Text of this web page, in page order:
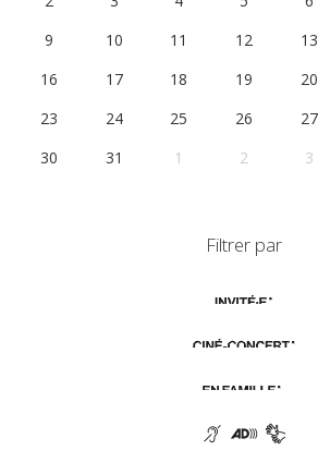
9
10 11 12 13
16
17 18 19 20
23
24 25 26 27
30
31 1 2 3
Filtrer par